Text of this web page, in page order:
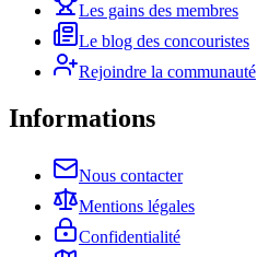
Les gains des membres
Le blog des concouristes
Rejoindre la communauté
Informations
Nous contacter
Mentions légales
Confidentialité